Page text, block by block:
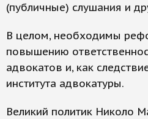
(публичные) слушания и
В целом, необходимы
повышению
адвокатов и, как
института адвокатуры.
Великий политик Николо